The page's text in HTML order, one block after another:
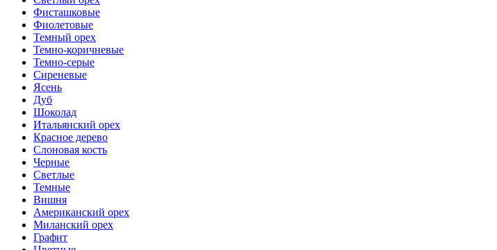
Фисташковые
Фиолетовые
Темный орех
Темно-коричневые
Темно-серые
Сиреневые
Ясень
Дуб
Шоколад
Итальянский орех
Красное дерево
Слоновая кость
Черные
Светлые
Темные
Вишня
Американский орех
Миланский орех
Графит